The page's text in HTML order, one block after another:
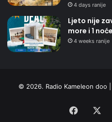
4 days ranije
Ljeto nije
more i 1
4 weeks ranije
© 2026. Radio Kameleon doo